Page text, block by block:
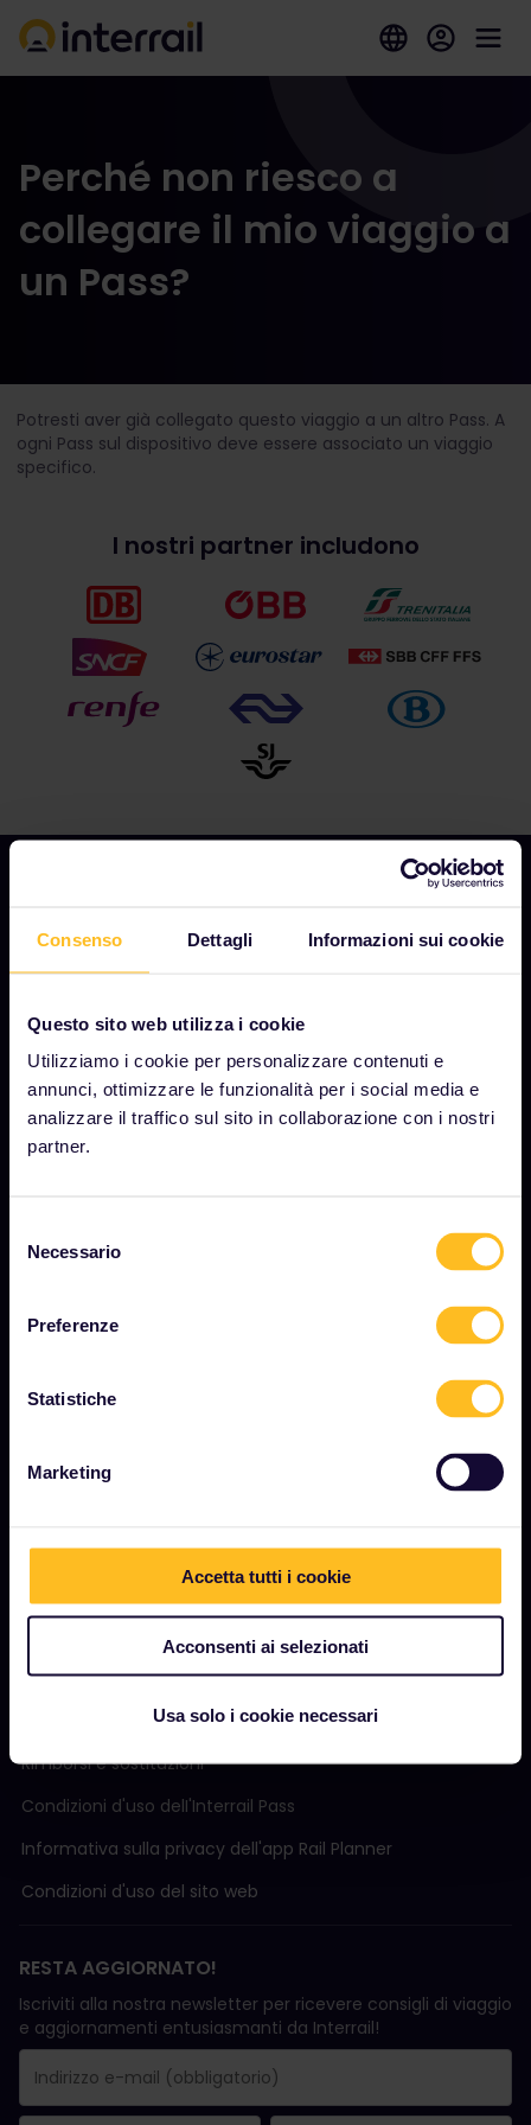
Consenso Dettagli Informazioni sui cookie
Questo sito web utilizza i cookie
Utilizziamo i cookie per personalizzare contenuti e
annunci, ottimizzare le funzionalità per i social media e
analizzare il traffico sul sito in collaborazione con i nostri
partner.
delNecessario
Preferenze
Statistiche
Marketing
Accetta tutti i cookie
Acconsenti ai selezionati
Usa solo i cookie necessari
Perché non riesco a
collegare il mio viaggio a
un Pass?
Potresti aver già collegato questo viaggio a un altro Pass. A
ogni Pass sul dispositivo deve essere associato un viaggio
specifico.
I nostri partner includono
AZIENDA
Opportunità di lavoro
Sala stampa
Diventa nostro partner
INIZIA
Come utilizzare il Pass
Community
TERMINI E CONDIZIONI
Condizioni di prenotazione
Rimborsi e sostituzioni
Condizioni d'uso delI'Interrail Pass
Informativa sulla privacy dell'app Rail Planner
Condizioni d'uso del sito web
RESTA AGGIORNATO!
Iscriviti alla nostra newsletter per ricevere consigli di viaggio
e aggiornamenti entusiasmanti da Interrail!